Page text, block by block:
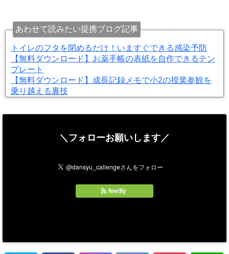
あわせて読みたい提携ブログ記事
トイレのフタを閉めるだけ！いますぐできる感染予防
【無料ダウンロード】お薬手帳の表紙を自作できるテン
プレート
【無料ダウンロード】成長記録メモで小2の授業参観を
乗り越える裏技
＼フォローお願いします／
feedly